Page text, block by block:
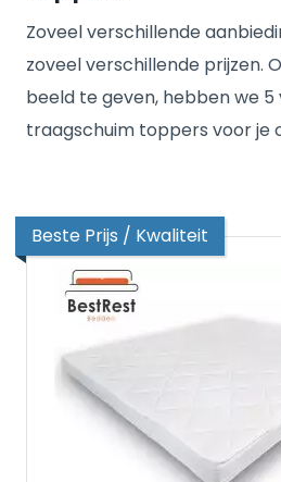
Zoveel verschillende
zoveel verschillende prijzen.
beeld te geven, hebben we
traagschuim toppers voor je
Beste Prijs / Kwaliteit